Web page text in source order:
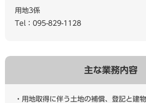
用地3係
Tel：095-829-1128
主な業務内容
・用地取得に伴う土地の補償、登記と建